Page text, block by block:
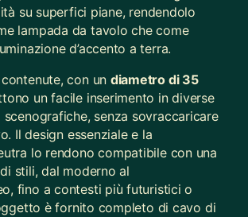
su superfici piane, rendendolo
lampada da tavolo che come
d’accento a terra.
con un diametro di 35
un facile inserimento in diverse
senza sovraccaricare
Il design essenziale e la
lo rendono compatibile con una
stili, dal moderno al
fino a contesti più futuristici o
è fornito completo di cavo di